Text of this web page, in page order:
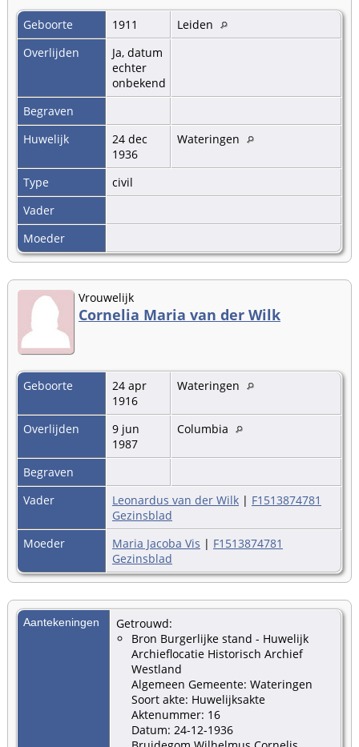
Geboorte 1911
Leiden
Overlijden
Ja, datum
echter
onbekend
Begraven
Huwelijk
24 dec
1936
Wateringen
Type
civil
Vader
Moeder
Vrouwelijk
Cornelia Maria van der Wilk
Geboorte
24 apr
1916
Wateringen
Overlijden
9 jun
1987
Columbia
Begraven
Vader
Leonardus van der Wilk | F1513874781
Gezinsblad
Moeder
Maria Jacoba Vis | F1513874781
Gezinsblad
Aantekeningen
Getrouwd:
Bron Burgerlijke stand - Huwelijk
Archieflocatie Historisch Archief
Westland
Algemeen Gemeente: Wateringen
Soort akte: Huwelijksakte
Aktenummer: 16
Datum: 24-12-1936